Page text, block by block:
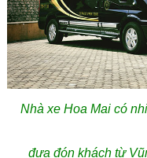
Nhà xe Hoa Mai có
đưa đón khách từ